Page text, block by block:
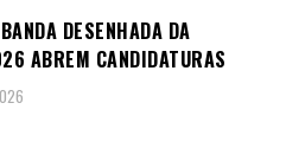
DESENHADA DA
ABREM CANDIDATURAS